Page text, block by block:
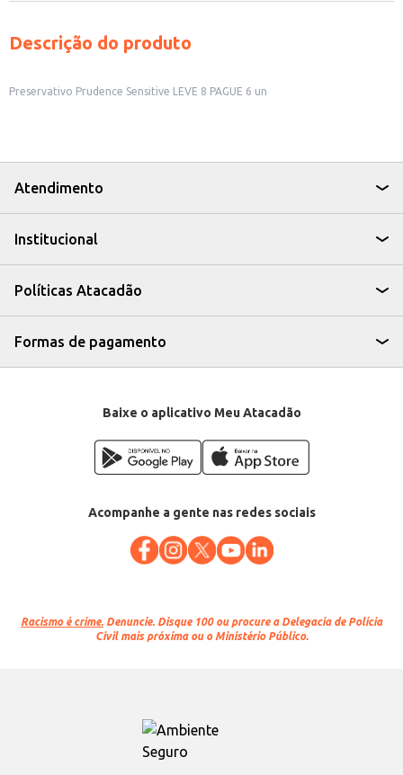
Descrição do produto
Preservativo Prudence Sensitive LEVE 8 PAGUE 6 un
Atendimento
Institucional
Políticas Atacadão
Formas de pagamento
Baixe o aplicativo Meu Atacadão
Acompanhe a gente nas redes sociais
Racismo é crime. Denuncie. Disque 100 ou procure a Delegacia de Polícia
Civil mais próxima ou o Ministério Público.